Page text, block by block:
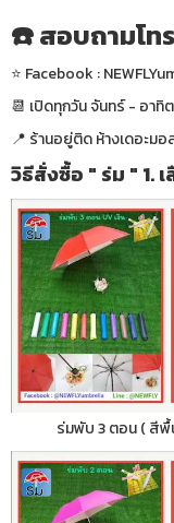
☎️ สอบถามโ
⭐️ Facebook :
📆 เปิดทุกวัน จันทร์ - อา
📍 ร้านอยู่ติด ห้างเดอะม
วิธีสั่งซื้อ " ร่ม " 1.
ร่มพับ 3 ตอน ( สีพื้